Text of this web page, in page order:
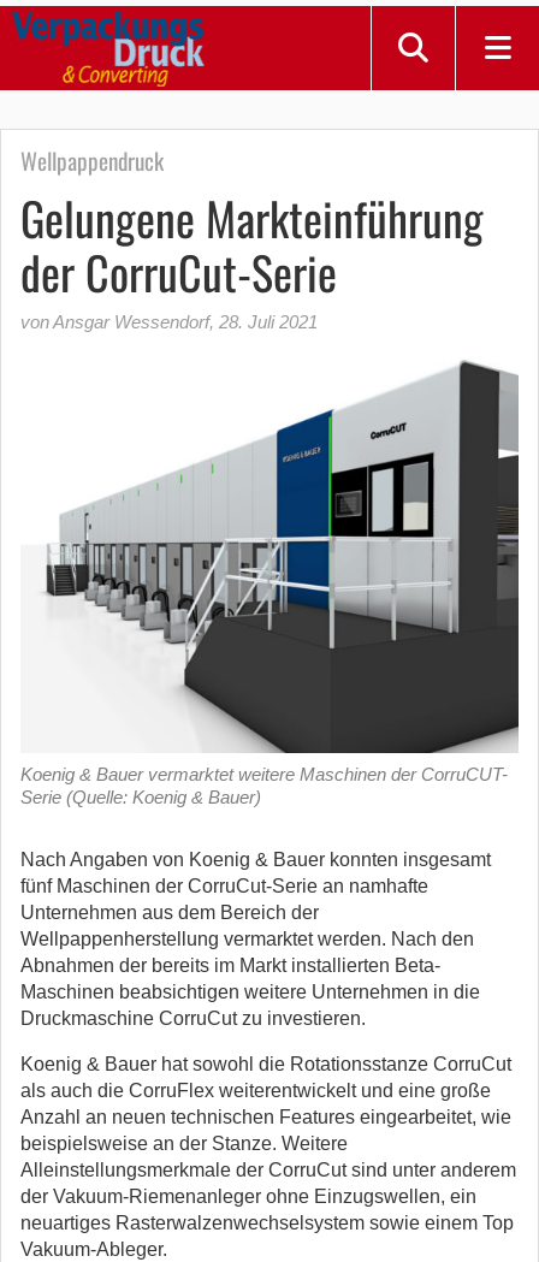
Wellpappendruck
Gelungene Markteinführung
der CorruCut-Serie
von Ansgar Wessendorf, 28. Juli 2021
Koenig & Bauer vermarktet weitere Maschinen der CorruCUT-
Serie (Quelle: Koenig & Bauer)
Nach Angaben von Koenig & Bauer konnten insgesamt
fünf Maschinen der CorruCut-Serie an namhafte
Unternehmen aus dem Bereich der
Wellpappenherstellung vermarktet werden. Nach den
Abnahmen der bereits im Markt installierten Beta-
Maschinen beabsichtigen weitere Unternehmen in die
Druckmaschine CorruCut zu investieren.
Koenig & Bauer hat sowohl die Rotationsstanze CorruCut
als auch die CorruFlex weiterentwickelt und eine große
Anzahl an neuen technischen Features eingearbeitet, wie
beispielsweise an der Stanze. Weitere
Alleinstellungsmerkmale der CorruCut sind unter anderem
der Vakuum-Riemenanleger ohne Einzugswellen, ein
neuartiges Rasterwalzenwechselsystem sowie einem Top
Vakuum-Ableger.